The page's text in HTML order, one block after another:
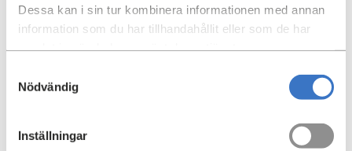
Dessa kan i sin tur kombinera informationen med annan
information som du har tillhandahållit eller som de har
Nödvändig
Inställningar
Adress:
Hammarbyhöjden
64